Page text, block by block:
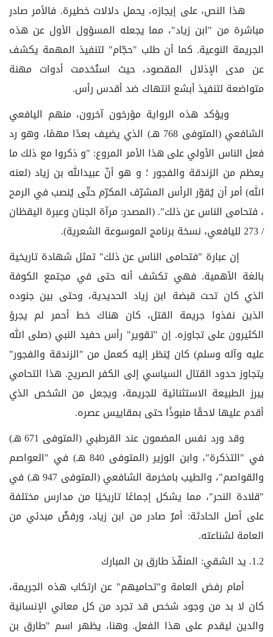
هذا النص، على إيجازه، يحمل دلالات خطيرة. فالأمر صادر
مباشرة من "ابن زياد"، مما يجعله المسؤول الأول عن هذه
الجريمة النوعية. كما أن طلب "حجّام" لتنفيذ المهمة يكشف
عن مدى الإذلال المقصود، حيث استُخدمت أدوات مهنة
متواضعة لتنفيذ أبشع انتهاك ضد أقدس رأس.
ويؤكد هذه الرواية مؤرخون آخرون، منهم اليافعي
الشافعي (المتوفى 768 هـ) الذي يضيف بعدًا مهمًا، وهو رد
فعل الناس الأولي على هذا الأمر المروع: "و ذكروا مع ذلك ما
يعظم من الزندقة والفجور ؛ و هو أنّ عبيدالله بن زياد (لعنه
الله) أمر أن يُقوّر الرأس المشرّف المكرّم حتّى يُنصب في الرمح
، فتحامى الناس عن ذلك". (المصدر: مرآة الجنان وعبرة اليقظان
/ 273 لليافعي، نسخة برنامج الموسوعة الشعرية).
إن عبارة "فتحامى الناس عن ذلك" تمثل شهادة تاريخية
بالغة الأهمية. فهي تكشف أنه حتى في مجتمع الكوفة
الذي كان تحت قبضة ابن زياد الحديدية، وحتى بين جنوده
الذين نفذوا جريمة القتل، كان هناك خط أحمر لم يجرؤ
الكثيرون على تجاوزه. إن "تقوير" رأس حفيد النبي (صلى الله
عليه وآله وسلم) كان يُنظر إليه كعمل من "الزندقة والفجور"
يتجاوز حدود القتال السياسي إلى الكفر الصريح. هذا التحامي
يبرز الطبيعة الاستثنائية للجريمة، ويجعل من الشخص الذي
أقدم عليها لاحقًا منبوذًا حتى بمقاييس عصره.
وقد ورد نفس المضمون عند القرطبي (المتوفى 671 هـ)
في "التذكرة"، وابن الوزير (المتوفى 840 هـ) في "العواصم
والقواصم"، والطيب بامخرمة الشافعي (المتوفى 947 هـ) في
"قلادة النحر"، مما يشكل إجماعًا تاريخيًا من مدارس مختلفة
على أصل الحادثة: أمرٌ صادر من ابن زياد، ورفضٌ مبدئي من
العامة لشناعته.
1.2. يد الشقي: المنفّذ طارق بن المبارك
أمام رفض العامة و"تحاميهم" عن ارتكاب هذه الجريمة،
كان لا بد من وجود شخص قد تجرد من كل معاني الإنسانية
والدين ليقدم على هذا الفعل. وهنا، يظهر اسم "طارق بن